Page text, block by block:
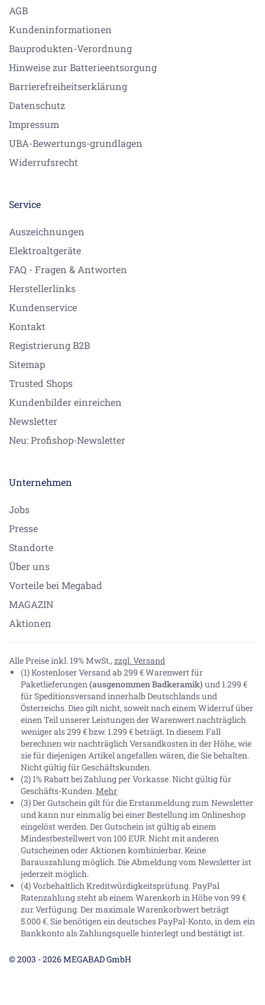
AGB
Kundeninformationen
Bauprodukten-Verordnung
Hinweise zur Batterieentsorgung
Barrierefreiheitserklärung
Datenschutz
Impressum
UBA-Bewertungs-grundlagen
Widerrufsrecht
Service
Auszeichnungen
Elektroaltgeräte
FAQ - Fragen & Antworten
Herstellerlinks
Kundenservice
Kontakt
Registrierung B2B
Sitemap
Trusted Shops
Kundenbilder einreichen
Newsletter
Neu: Profishop-Newsletter
Unternehmen
Jobs
Presse
Standorte
Über uns
Vorteile bei Megabad
MAGAZIN
Aktionen
Alle Preise inkl. 19% MwSt., zzgl. Versand
(1) Kostenloser Versand ab 299 € Warenwert für
Paketlieferungen(ausgenommen Badkeramik) und 1.299 €
für Speditionsversand innerhalb Deutschlands und
Österreichs. Dies gilt nicht, soweit nach einem Widerruf über
einen Teil unserer Leistungen der Warenwert nachträglich
weniger als 299 € bzw. 1.299 € beträgt. In diesem Fall
berechnen wir nachträglich Versandkosten in der Höhe, wie
sie für diejenigen Artikel angefallen wären, die Sie behalten.
Nicht gültig für Geschäftskunden.
(2) 1% Rabatt bei Zahlung per Vorkasse. Nicht gültig für
Geschäfts-Kunden.Mehr
(3) Der Gutschein gilt für die Erstanmeldung zum Newsletter
und kann nur einmalig bei einer Bestellung im Onlineshop
eingelöst werden. Der Gutschein ist gültig ab einem
Mindestbestellwert von 100 EUR. Nicht mit anderen
Gutscheinen oder Aktionen kombinierbar. Keine
Barauszahlung möglich. Die Abmeldung vom Newsletter ist
jederzeit möglich.
(4) Vorbehaltlich Kreditwürdigkeitsprüfung. PayPal
Ratenzahlung steht ab einem Warenkorb in Höhe von99 €
zur Verfügung. Der maximale Warenkorbwert beträgt
5.000 €. Sie benötigen ein deutsches PayPal-Konto, in dem ein
Bankkonto als Zahlungsquelle hinterlegt und bestätigt ist.
© 2003 - 2026 MEGABAD GmbH